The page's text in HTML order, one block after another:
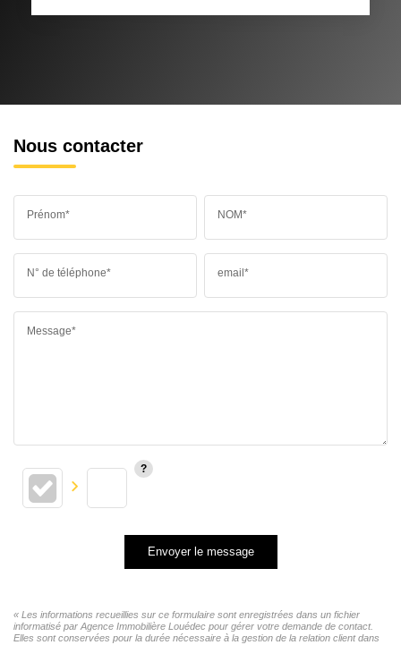
Nous contacter
Prénom* NOM*
N° de téléphone* email*
Message*
Envoyer le message
« Les informations recueillies sur ce formulaire sont enregistrées dans un fichier
informatisé par Agence Immobilière Louédec pour gérer votre demande de contact.
Elles sont conservées pour la durée nécessaire à la gestion de la relation client dans